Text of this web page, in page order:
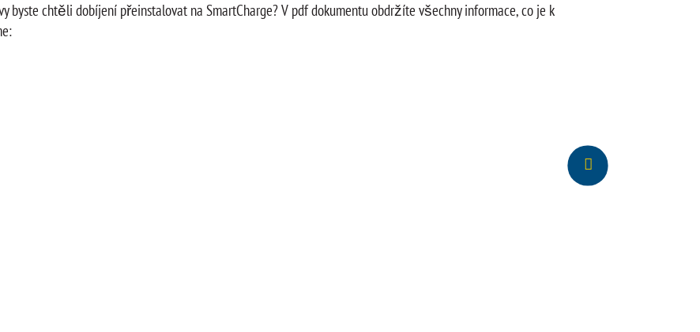
byste chtěli dobíjení přeinstalovat na SmartCharge? V pdf dokumentu obdržíte všechny informace, co je k